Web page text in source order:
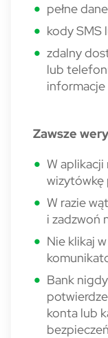
pełne
kody SMS
zdalny
lub
informacje
Zawsze
W
wizytówkę
W razie
i zadzwoń
Nie klikaj
Bank
konta lub